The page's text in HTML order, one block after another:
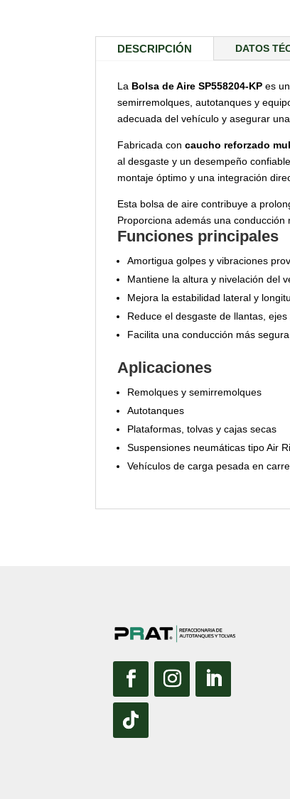
DESCRIPCIÓN DATOS
La Bolsa de Aire SP558204-KP es
semirremolques, autotanques y
adecuada del vehículo y asegurar
Fabricada concaucho reforzado
al desgaste y un desempeño
montaje óptimo y una integración
Esta bolsa de aire contribuye a
Proporciona además una
Funciones principales
Amortigua golpes y vibraciones
Mantiene la altura y nivelación del
Mejora la estabilidad lateral y
Reduce el desgaste de llantas,
Facilita una conducción más
Aplicaciones
Remolques y semirremolques
Autotanques
Plataformas, tolvas y cajas secas
Suspensiones neumáticas tipo Air
Vehículos de carga pesada en